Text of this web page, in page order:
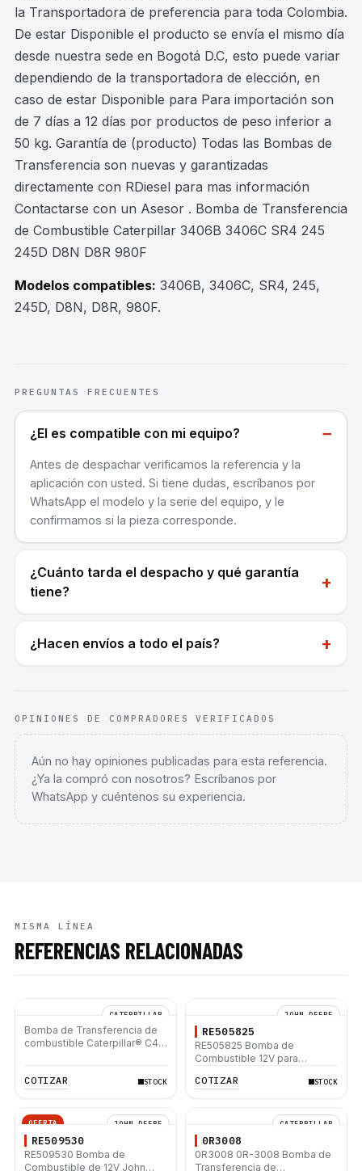
la Transportadora de preferencia para toda Colombia.
De estar Disponible el producto se envía el mismo día
desde nuestra sede en Bogotá D.C, esto puede variar
dependiendo de la transportadora de elección, en
caso de estar Disponible para Para importación son
de 7 días a 12 días por productos de peso inferior a
50 kg. Garantía de (producto) Todas las Bombas de
Transferencia son nuevas y garantizadas
directamente con RDiesel para mas información
Contactarse con un Asesor . Bomba de Transferencia
de Combustible Caterpillar 3406B 3406C SR4 245
245D D8N D8R 980F
Modelos compatibles: 3406B, 3406C, SR4, 245,
245D, D8N, D8R, 980F.
PREGUNTAS FRECUENTES
¿El es compatible con mi equipo? −
Antes de despachar verificamos la referencia y la
aplicación con usted. Si tiene dudas, escríbanos por
WhatsApp el modelo y la serie del equipo, y le
confirmamos si la pieza corresponde.
¿Cuánto tarda el despacho y qué garantía
tiene?
+
¿Hacen envíos a todo el país? +
OPINIONES DE COMPRADORES VERIFICADOS
Aún no hay opiniones publicadas para esta referencia.
¿Ya la compró con nosotros? Escríbanos por
WhatsApp y cuéntenos su experiencia.
MISMA LÍNEA
REFERENCIAS RELACIONADAS
CATERPILLAR
Bomba de Transferencia de
combustible Caterpillar® C4.4
COTIZAR
STOCK
JOHN DEERE
RE505825
RE505825 Bomba de
Combustible 12V para
6310 6420S 6410 6520L 6610
COTIZAR STOCK
OFERTA JOHN DEERE
RE509530
RE509530 Bomba de
Combustible de 12V John
CATERPILLAR
0R3008
0R3008 0R-3008 Bomba de
Transferencia de